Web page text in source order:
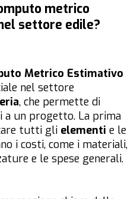
metrico
settore edile?
Metrico Estimativo
nel settore
, che permette di
a un progetto. La prima
tutti gli elementi e le
i costi, come i materiali,
e le spese generali.